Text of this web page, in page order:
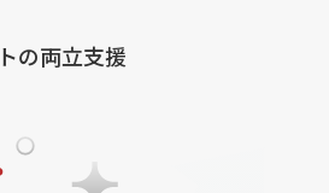
の両立支援